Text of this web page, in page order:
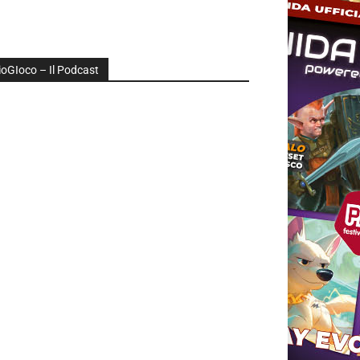
ioGIoco – Il Podcast